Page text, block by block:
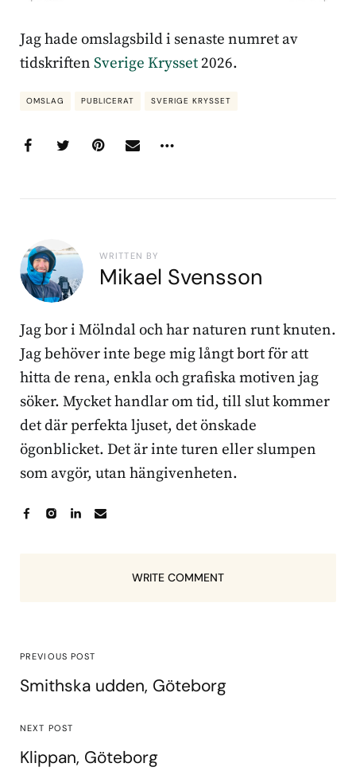
Jag hade omslagsbild i senaste numret av
tidskriften Sverige Krysset 2026.
OMSLAG PUBLICERAT SVERIGE KRYSSET
WRITTEN BY
Mikael Svensson
Jag bor i Mölndal och har naturen runt knuten.
Jag behöver inte bege mig långt bort för att
hitta de rena, enkla och grafiska motiven jag
söker. Mycket handlar om tid, till slut kommer
det där perfekta ljuset, det önskade
ögonblicket. Det är inte turen eller slumpen
som avgör, utan hängivenheten.
WRITE COMMENT
PREVIOUS POST
Smithska udden, Göteborg
NEXT POST
Klippan, Göteborg